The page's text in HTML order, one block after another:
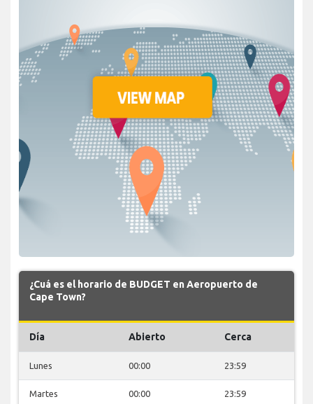
¿Cuá es el horario de BUDGET en Aeropuerto de
Cape Town?
Día Abierto Cerca
Lunes 00:00 23:59
Martes 00:00 23:59